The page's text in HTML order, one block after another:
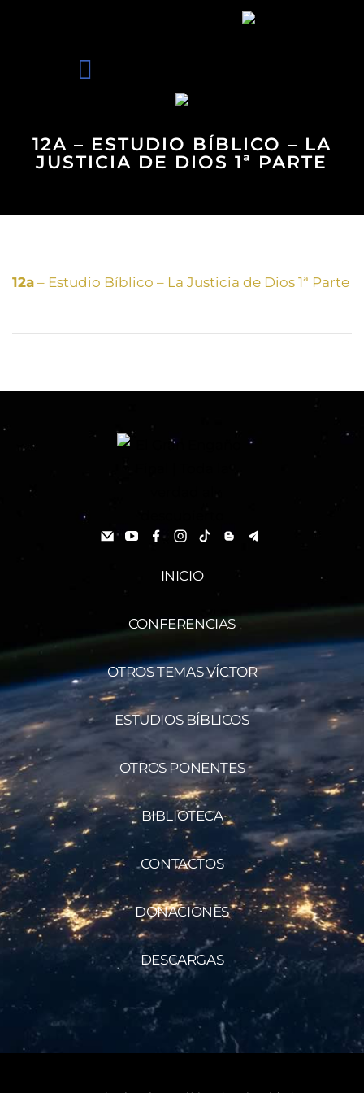
12A – ESTUDIO BÍBLICO – LA
JUSTICIA DE DIOS 1ª PARTE
12a – Estudio Bíblico – La Justicia de Dios 1ª Parte
INICIO
CONFERENCIAS
OTROS TEMAS VÍCTOR
ESTUDIOS BÍBLICOS
OTROS PONENTES
BIBLIOTECA
CONTACTOS
DONACIONES
DESCARGAS